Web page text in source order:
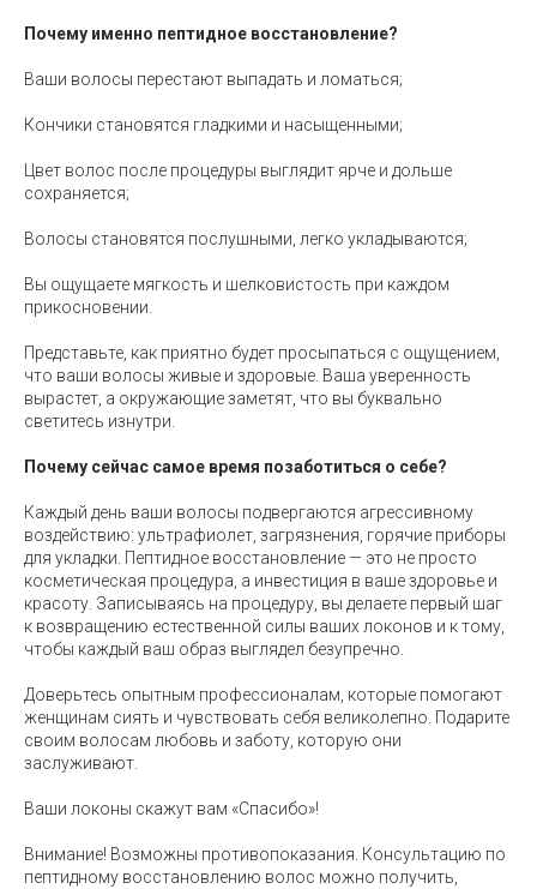
Почему именно пептидное восстановление?
Ваши волосы перестают выпадать и ломаться;
Кончики становятся гладкими и насыщенными;
Цвет волос после процедуры выглядит ярче и дольше
сохраняется;
Волосы становятся послушными, легко укладываются;
Вы ощущаете мягкость и шелковистость при каждом
прикосновении.
Представьте, как приятно будет просыпаться с ощущением,
что ваши волосы живые и здоровые. Ваша уверенность
вырастет, а окружающие заметят, что вы буквально
светитесь изнутри.
Почему сейчас самое время позаботиться о себе?
Каждый день ваши волосы подвергаются агрессивному
воздействию: ультрафиолет, загрязнения, горячие приборы
для укладки. Пептидное восстановление — это не просто
косметическая процедура, а инвестиция в ваше здоровье и
красоту. Записываясь на процедуру, вы делаете первый шаг
к возвращению естественной силы ваших локонов и к тому,
чтобы каждый ваш образ выглядел безупречно.
Доверьтесь опытным профессионалам, которые помогают
женщинам сиять и чувствовать себя великолепно. Подарите
своим волосам любовь и заботу, которую они
заслуживают.
Ваши локоны скажут вам «Спасибо»!
Внимание! Возможны противопоказания. Консультацию по
пептидному восстановлению волос можно получить,